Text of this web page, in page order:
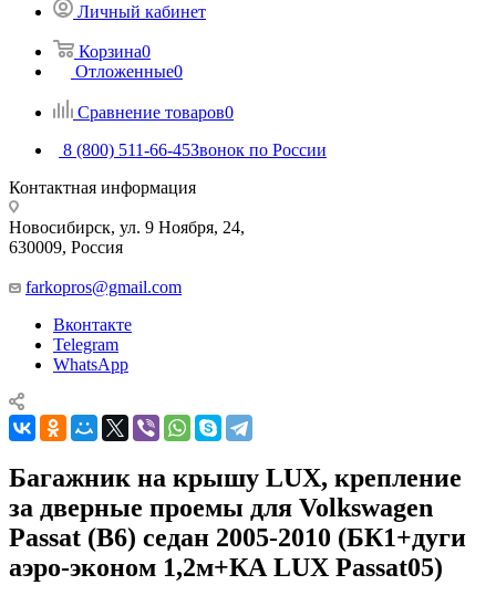
Личный кабинет
Корзина0
Отложенные0
Сравнение товаров0
8 (800) 511-66-45Звонок по России
Контактная информация
Новосибирск, ул. 9 Ноября, 24,
630009, Россия
farkopros@gmail.com
Вконтакте
Telegram
WhatsApp
Багажник на крышу LUX, крепление
за дверные проемы для Volkswagen
Passat (B6) седан 2005-2010 (БК1+дуги
аэро-эконом 1,2м+КА LUX Passat05)